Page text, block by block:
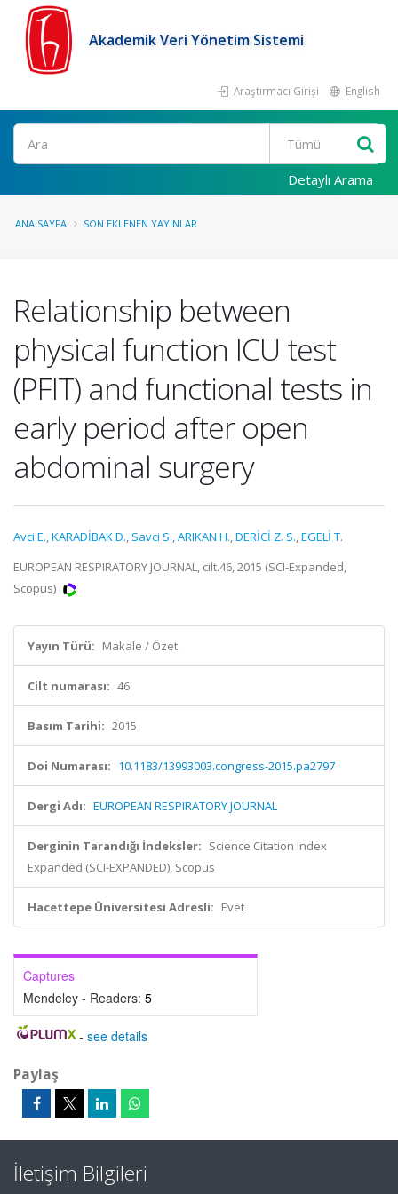
Akademik Veri Yönetim Sistemi
Araştırmacı Girişi English
Ara
Detaylı Arama
ANA SAYFA SON EKLENEN YAYINLAR
Relationship between
physical function ICU test
(PFIT) and functional tests in
early period after open
abdominal surgery
Avci E.,KARADİBAK D., Savci S.,ARIKAN H.,DERİCİ Z. S.,EGELİ T.
EUROPEAN RESPIRATORY JOURNAL, cilt.46, 2015 (SCI-Expanded,
Scopus)
Yayın Türü: Makale / Özet
Cilt numarası: 46
Basım Tarihi: 2015
Doi Numarası: 10.1183/13993003.congress-2015.pa2797
Dergi Adı: EUROPEAN RESPIRATORY JOURNAL
Derginin Tarandığı İndeksler: Science Citation Index
Expanded (SCI-EXPANDED), Scopus
Hacettepe Üniversitesi Adresli: Evet
Captures
Mendeley - Readers: 5
- see details
Paylaş
İletişim Bilgileri